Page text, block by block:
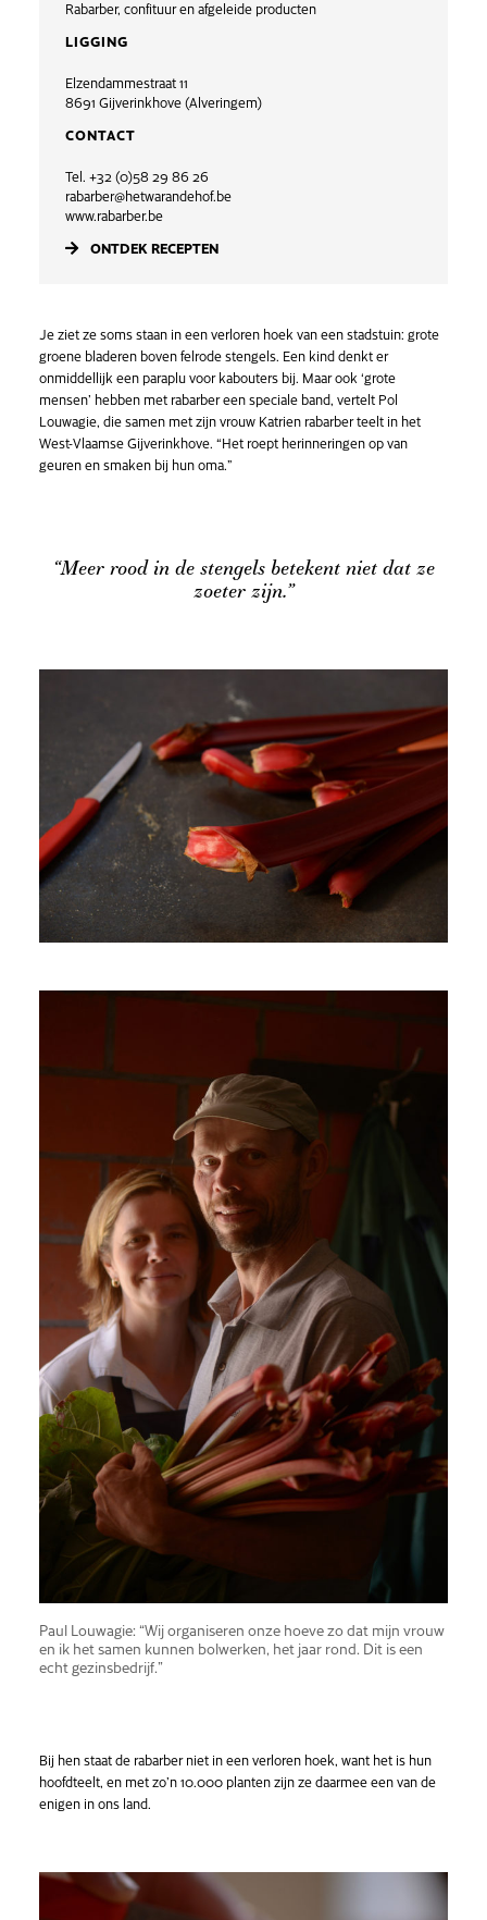
Rabarber, confituur en afgeleide producten
LIGGING
Elzendammestraat 11
8691 Gijverinkhove (Alveringem)
CONTACT
Tel. +32 (0)58 29 86 26
rabarber@hetwarandehof.be
www.rabarber.be
ONTDEK RECEPTEN
Paul Louwagie: “Wij organiseren onze hoeve zo dat mijn vrouw
en ik het samen kunnen bolwerken, het jaar rond. Dit is een
echt gezinsbedrijf.”
Bij hen staat de rabarber niet in een verloren hoek, want het is hun
hoofdteelt, en met zo’n 10.000 planten zijn ze daarmee een van de
enigen in ons land.
Je ziet ze soms staan in een verloren hoek van een stadstuin: grote
groene bladeren boven felrode stengels. Een kind denkt er
onmiddellijk een paraplu voor kabouters bij. Maar ook ‘grote
mensen’ hebben met rabarber een speciale band, vertelt Pol
Louwagie, die samen met zijn vrouw Katrien rabarber teelt in het
West-Vlaamse Gijverinkhove. “Het roept herinneringen op van
geuren en smaken bij hun oma.”
“Meer rood in de stengels betekent niet dat ze
zoeter zijn.”